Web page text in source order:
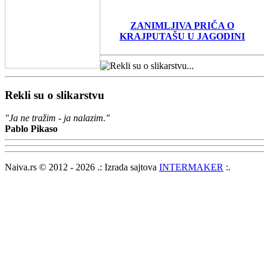
ZANIMLJIVA PRIČA O
KRAJPUTAŠU U JAGODINI
Rekli su o slikarstvu
"Ja ne tražim - ja nalazim."
Pablo Pikaso
Naiva.rs © 2012 - 2026 .: Izrada sajtova INTERMAKER :.